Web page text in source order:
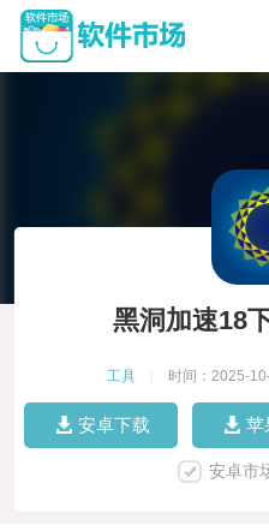
黑洞加速18
工具 时间：2025-
安卓下载 苹
安卓市